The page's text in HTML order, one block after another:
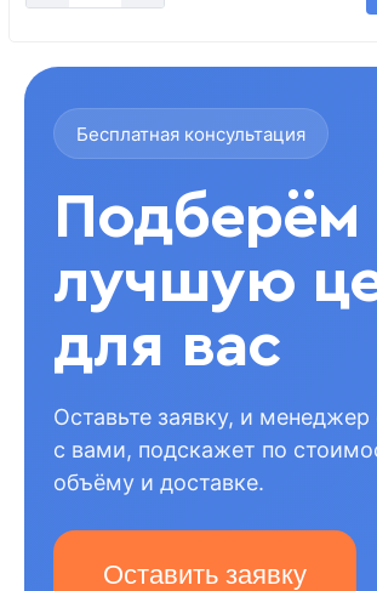
Бесплатная консультация
Подберём
лучшую
для вас
Оставьте заявку, и менеджер
с вами, подскажет по
объёму и доставке.
Оставить заявку